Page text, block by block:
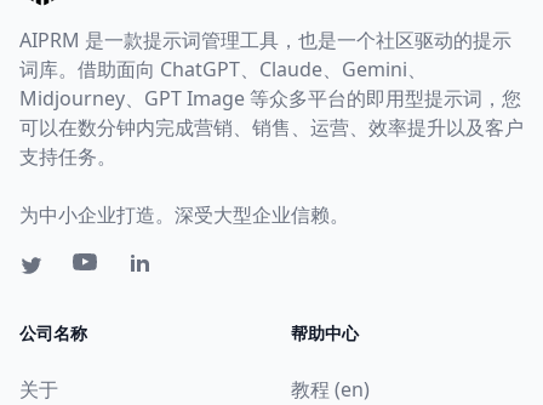
AIPRM 是一款提示词管理工具，也是一个社区驱动的提示
词库。借助面向 ChatGPT、Claude、Gemini、
Midjourney、GPT Image 等众多平台的即用型提示词，您
可以在数分钟内完成营销、销售、运营、效率提升以及客户
支持任务。
为中小企业打造。深受大型企业信赖。
公司名称
关于
帮助中心
教程 (en)